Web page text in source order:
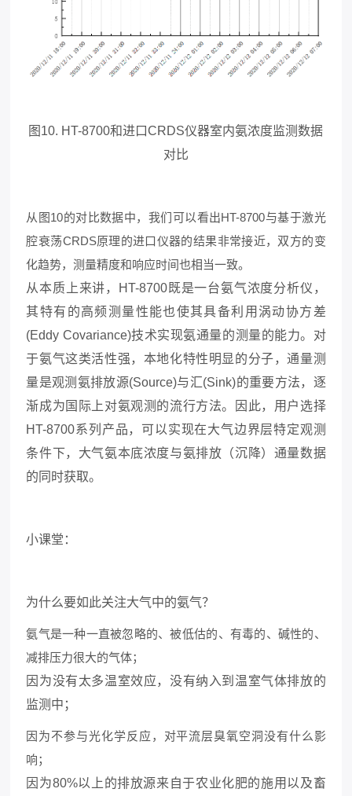
图10. HT-8700和进口CRDS仪器室内氨浓度监测数据
对比
从图10的对比数据中，我们可以看出HT-8700与基于激光
腔衰荡CRDS原理的进口仪器的结果非常接近，双方的变
化趋势，测量精度和响应时间也相当一致。
从本质上来讲，HT-8700既是一台氨气浓度分析仪，
其特有的高频测量性能也使其具备利用涡动协方差
(Eddy Covariance)技术实现氨通量的测量的能力。对
于氨气这类活性强，本地化特性明显的分子，通量测
量是观测氨排放源(Source)与汇(Sink)的重要方法，逐
渐成为国际上对氨观测的流行方法。因此，用户选择
HT-8700系列产品，可以实现在大气边界层特定观测
条件下，大气氨本底浓度与氨排放（沉降）通量数据
的同时获取。
小课堂：
为什么要如此关注大气中的氨气？
氨气是一种一直被忽略的、被低估的、有毒的、碱性的、
减排压力很大的气体；
因为没有太多温室效应，没有纳入到温室气体排放的
监测中；
因为不参与光化学反应，对平流层臭氧空洞没有什么影
响；
因为80%以上的排放源来自于农业化肥的施用以及畜